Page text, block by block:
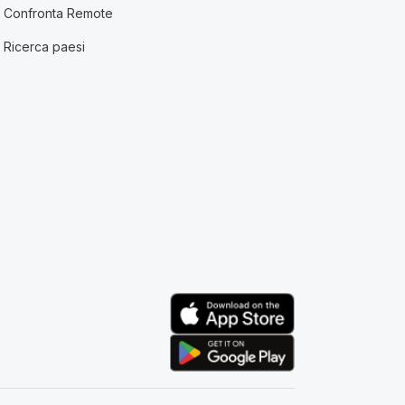
Confronta Remote
Ricerca paesi